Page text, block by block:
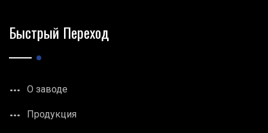
Быстрый Переход
О заводе
Продукция